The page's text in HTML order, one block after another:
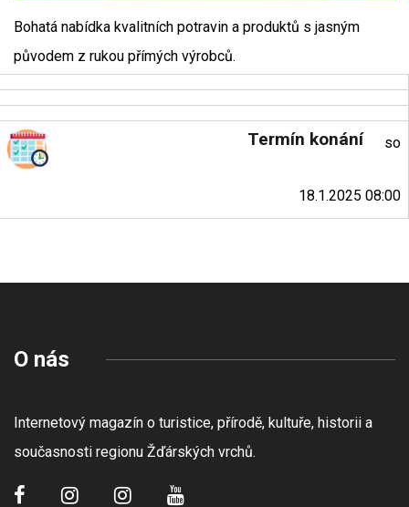
Bohatá nabídka kvalitních potravin a produktů s jasným
původem z rukou přímých výrobců.
Termín konání so
18.1.2025 08:00
O nás
Internetový magazín o turistice, přírodě, kultuře, historii a
současnosti regionu Žďárských vrchů.